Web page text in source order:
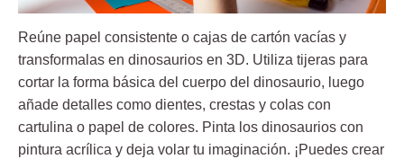
Reúne papel consistente o cajas de cartón vacías y
transformalas en dinosaurios en 3D. Utiliza tijeras para
cortar la forma básica del cuerpo del dinosaurio, luego
añade detalles como dientes, crestas y colas con
cartulina o papel de colores. Pinta los dinosaurios con
pintura acrílica y deja volar tu imaginación. ¡Puedes crear